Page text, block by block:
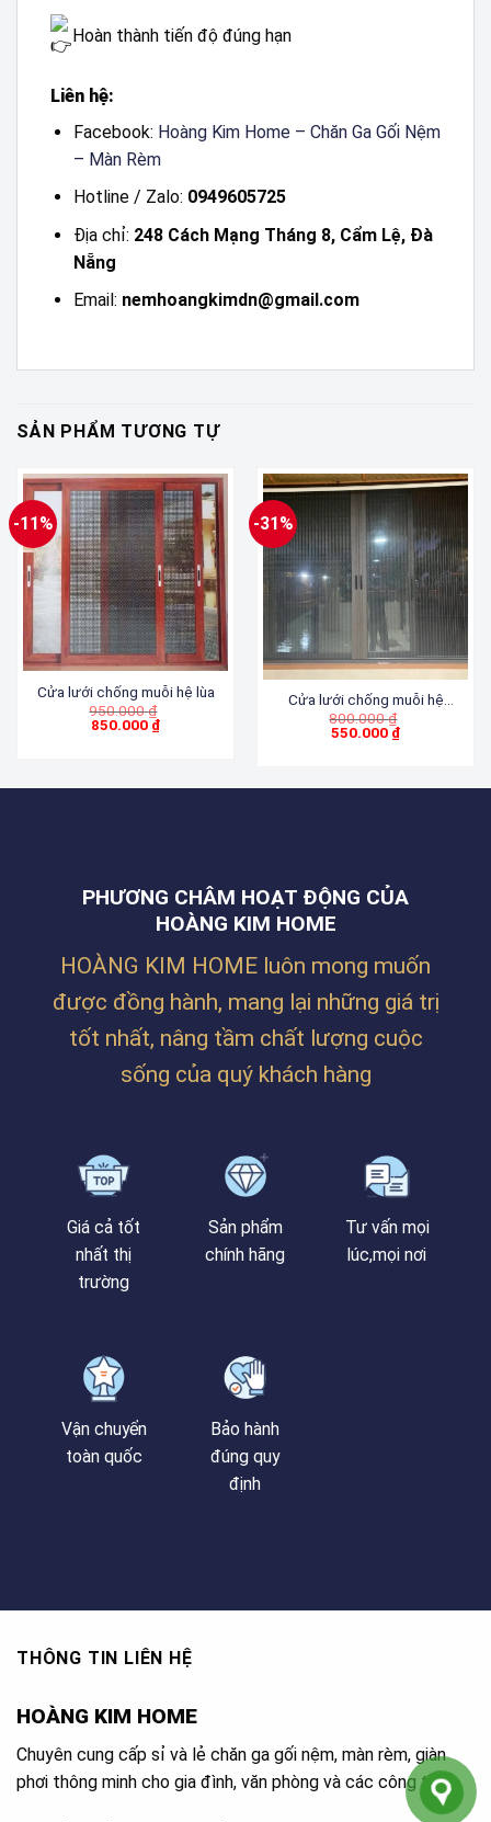
Hoàn thành tiến độ đúng hạn
Liên hệ:
Facebook: Hoàng Kim Home – Chăn Ga Gối Nệm
– Màn Rèm
Hotline / Zalo: 0949605725
Địa chỉ: 248 Cách Mạng Tháng 8, Cẩm Lệ, Đà
Nẵng
Email: nemhoangkimdn@gmail.com
SẢN PHẨM TƯƠNG TỰ
-11%
Cửa lưới chống muỗi hệ lùa
950.000₫
850.000 ₫
-31%
Cửa lưới chống muỗi hệ
xếp 2 cánh
800.000₫
550.000 ₫
là:
PHƯƠNG CHÂM HOẠT ĐỘNG CỦA
HOÀNG KIM HOME
HOÀNG KIM HOME luôn mong muốn
được đồng hành, mang lại những giá trị
tốt nhất, nâng tầm chất lượng cuộc
sống của quý khách hàng
Giá cả tốt
nhất thị
trường
Sản phẩm
chính hãng
Tư vấn mọi
lúc,mọi nơi
Vận chuyển
toàn quốc
Bảo hành
đúng quy
định
THÔNG TIN LIÊN HỆ
HOÀNG KIM HOME
Chuyên cung cấp sỉ và lẻ chăn ga gối nệm, màn rèm, giàn
phơi thông minh cho gia đình, văn phòng và các công trình.